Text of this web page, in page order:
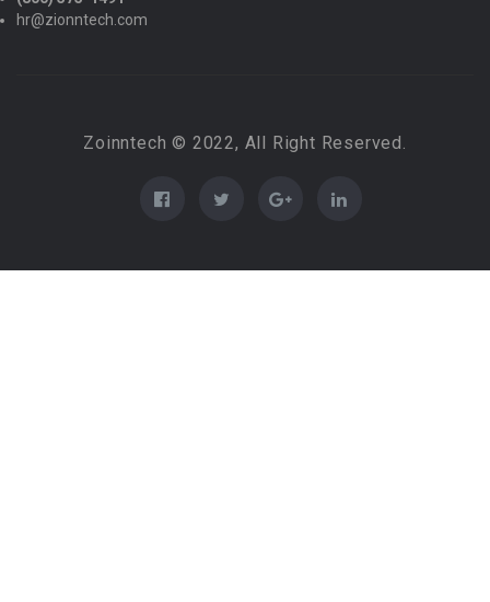
hr@zionntech.com
Zoinntech © 2022, All Right Reserved.